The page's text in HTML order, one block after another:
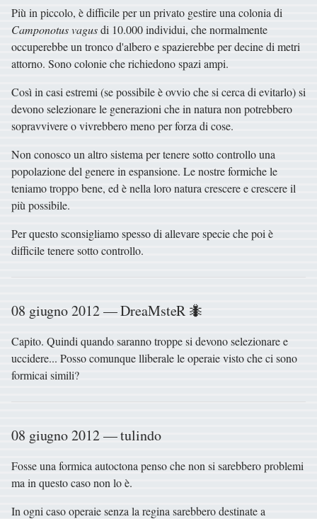
Più in piccolo, è difficile per un privato gestire una colonia di
Camponotus vagusdi 10.000 individui, che normalmente
occuperebbe un tronco d'albero e spazierebbe per decine di metri
attorno. Sono colonie che richiedono spazi ampi.
Così in casi estremi (se possibile è ovvio che si cerca di evitarlo) si
devono selezionare le generazioni che in natura non potrebbero
sopravvivere o vivrebbero meno per forza di cose.
Non conosco un altro sistema per tenere sotto controllo una
popolazione del genere in espansione. Le nostre formiche le
teniamo troppo bene, ed è nella loro natura crescere e crescere il
più possibile.
Per questo sconsigliamo spesso di allevare specie che poi è
difficile tenere sotto controllo.
08 giugno 2012 — DreaMsteR 🐜
Capito. Quindi quando saranno troppe si devono selezionare e
uccidere... Posso comunque lliberale le operaie visto che ci sono
formicai simili?
08 giugno 2012 — tulindo
Fosse una formica autoctona penso che non si sarebbero problemi
ma in questo caso non lo è.
In ogni caso operaie senza la regina sarebbero destinate a